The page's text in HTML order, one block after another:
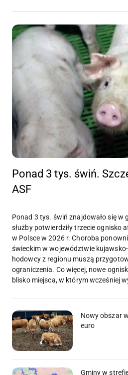
Ponad 3 tys. świń.
ASF
Ponad 3 tys. świń znajdowało się
służby potwierdziły trzecie ognisko
w Polsce w 2026 r. Choroba
świeckim w województwie
hodowcy z regionu muszą
ograniczenia. Co więcej, nowe
blisko miejsca, w którym wcześniej
Nowy obszar
euro
Gminy w